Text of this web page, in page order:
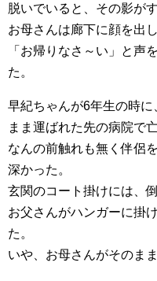
脱いでいると、その影が
お母さんは廊下に顔を出
「お帰りなさ～い」と声
た。
早紀ちゃんが6年生の時
まま運ばれた先の病院で
なんの前触れも無く伴侶
深かった。
玄関のコート掛けには、
お父さんがハンガーに掛
た。
いや、お母さんがそのま